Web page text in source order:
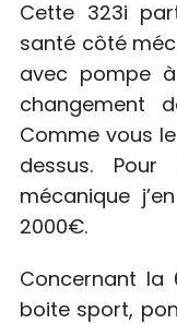
Cette 323i
santé côté
avec pompe
Comme vous
dessus.
mécanique
2000€.
Concernant la
boite sport,
a
r
c
f
o
r
: